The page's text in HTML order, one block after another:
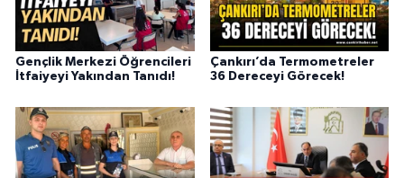
Gençlik Merkezi Öğrencileri
İtfaiyeyi Yakından Tanıdı!
Çankırı’da Termometreler
36 Dereceyi Görecek!